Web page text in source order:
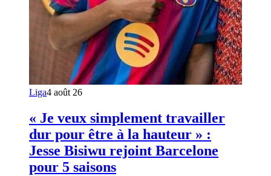
Liga4 août 26
« Je veux simplement travailler
dur pour être à la hauteur » :
Jesse Bisiwu rejoint Barcelone
pour 5 saisons